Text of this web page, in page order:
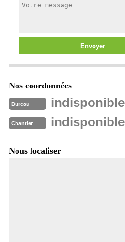
Nos coordonnées
Bureau indisponible
Chantier indisponible
Nous localiser